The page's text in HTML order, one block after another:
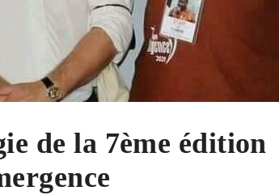
de la 7ème édition